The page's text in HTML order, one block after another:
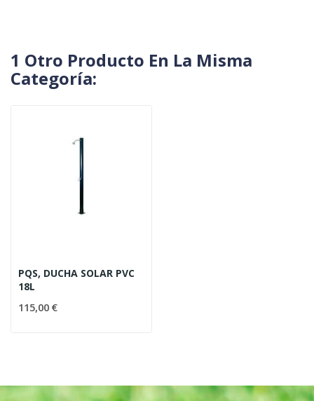
1 Otro Producto En La Misma
Categoría:
PQS, DUCHA SOLAR PVC
18L
115,00 €